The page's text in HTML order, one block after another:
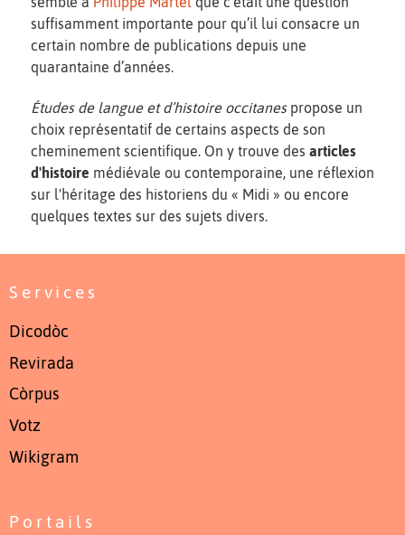
suffisamment importante pour qu’il lui consacre un
certain nombre de publications depuis une
quarantaine d’années.
Études de langue et d’histoire occitanespropose un
choix représentatif de certains aspects de son
cheminement scientifique. On y trouve des articles
d'histoire médiévale ou contemporaine, une réflexion
sur l'héritage des historiens du « Midi » ou encore
quelques textes sur des sujets divers.
Services
Dicodòc
Revirada
Còrpus
Votz
Wikigram
Portails